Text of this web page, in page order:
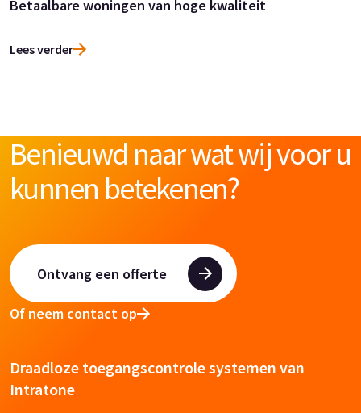
Betaalbare woningen van hoge kwaliteit
Lees verder
Benieuwd naar wat wij voor u
kunnen betekenen?
Ontvang een offerte
Of neem contact op
Draadloze toegangscontrole systemen van
Intratone